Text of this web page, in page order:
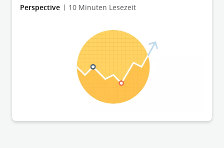
der Anlageverordnung umgesetzt. Kernstück der
Sicherungsvermögens gesondert in
Infrastrukturprojekte zu investieren.
Perspective 10 Minuten Lesezeit